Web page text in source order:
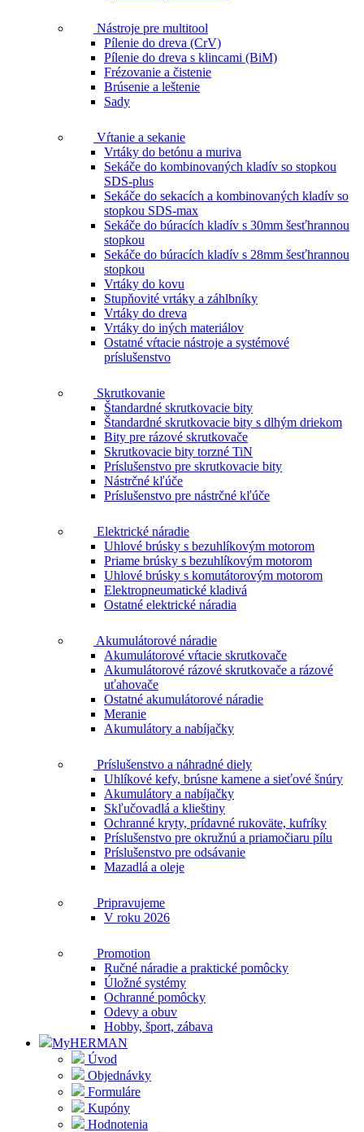
Nástroje pre multitool
Pílenie do dreva (CrV)
Pílenie do dreva s klincami (BiM)
Frézovanie a čistenie
Brúsenie a leštenie
Sady
Vŕtanie a sekanie
Vrtáky do betónu a muriva
Sekáče do kombinovaných kladív so stopkou
SDS-plus
Sekáče do sekacích a kombinovaných kladív so
stopkou SDS-max
Sekáče do búracích kladív s 30mm šesťhrannou
stopkou
Sekáče do búracích kladív s 28mm šesťhrannou
stopkou
Vrtáky do kovu
Stupňovité vrtáky a záhlbníky
Vrtáky do dreva
Vrtáky do iných materiálov
Ostatné vŕtacie nástroje a systémové
príslušenstvo
Skrutkovanie
Štandardné skrutkovacie bity
Štandardné skrutkovacie bity s dlhým driekom
Bity pre rázové skrutkovače
Skrutkovacie bity torzné TiN
Príslušenstvo pre skrutkovacie bity
Nástrčné kľúče
Príslušenstvo pre nástrčné kľúče
Elektrické náradie
Uhlové brúsky s bezuhlíkovým motorom
Priame brúsky s bezuhlíkovým motorom
Uhlové brúsky s komutátorovým motorom
Elektropneumatické kladivá
Ostatné elektrické náradia
Akumulátorové náradie
Akumulátorové vŕtacie skrutkovače
Akumulátorové rázové skrutkovače a rázové
uťahovače
Ostatné akumulátorové náradie
Meranie
Akumulátory a nabíjačky
Príslušenstvo a náhradné diely
Uhlíkové kefy, brúsne kamene a sieťové šnúry
Akumulátory a nabíjačky
Skľučovadlá a klieštiny
Ochranné kryty, prídavné rukoväte, kufríky
Príslušenstvo pre okružnú a priamočiaru pílu
Príslušenstvo pre odsávanie
Mazadlá a oleje
Pripravujeme
V roku 2026
Promotion
Ručné náradie a praktické pomôcky
Úložné systémy
Ochranné pomôcky
Odevy a obuv
Hobby, šport, zábava
MyHERMAN
Úvod
Objednávky
Formuláre
Kupóny
Hodnotenia